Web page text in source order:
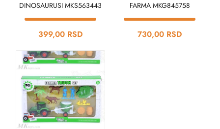
DINOSAURUSI MKS563443
399,00 RSD
FARMA MKG845758
730,00 RSD